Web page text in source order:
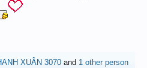
XUÂN 3070 and 1 other person